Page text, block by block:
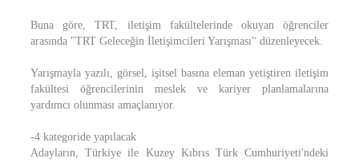
Buna göre, TRT, iletişim fakültelerinde okuyan öğrenciler
arasında "TRT Geleceğin İletişimcileri Yarışması" düzenleyecek.
Yarışmayla yazılı, görsel, işitsel basına eleman yetiştiren iletişim
fakültesi öğrencilerinin meslek ve kariyer planlamalarına
yardımcı olunması amaçlanıyor.
-4 kategoride yapılacak
Adayların, Türkiye ile Kuzey Kıbrıs Türk Cumhuriyeti'ndeki